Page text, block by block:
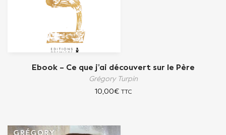
Ebook – Ce que j’ai découvert sur le Père
Grégory Turpin
10,00€ TTC